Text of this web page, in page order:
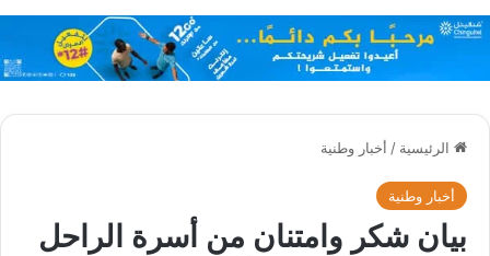
الرئيسية / أخبار وطنية
أخبار وطنية
بيان شكر وامتنان من أسرة الراحل